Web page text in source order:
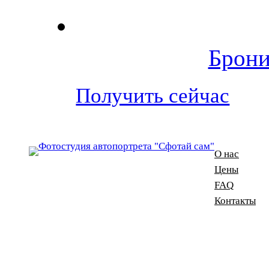
Получить сейчас
О нас
Цены
FAQ
Контакты